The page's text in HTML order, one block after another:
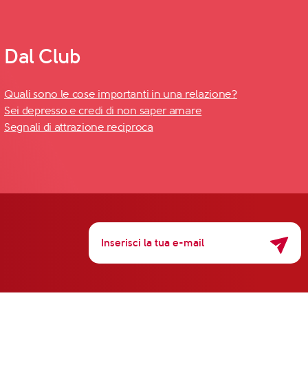
Dal Club
Quali sono le cose importanti in una relazione?
Sei depresso e credi di non saper amare
Segnali di attrazione reciproca